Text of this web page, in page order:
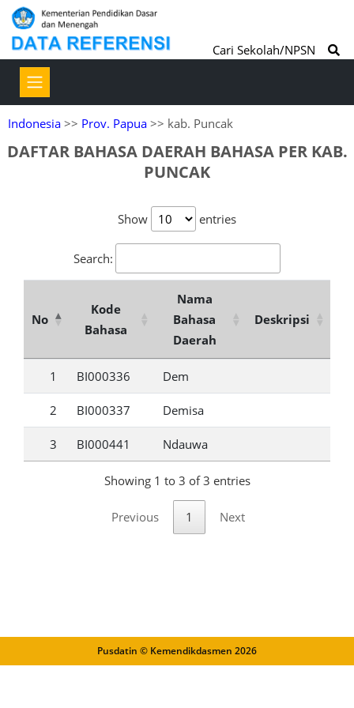
Cari Sekolah/NPSN
Indonesia >> Prov. Papua >> kab. Puncak
DAFTAR BAHASA DAERAH BAHASA PER KAB.
PUNCAK
Show entries
Search:
No
Kode
Bahasa
Nama
Bahasa
Daerah
Deskripsi
1 BI000336 Dem
2 BI000337 Demisa
3 BI000441 Ndauwa
Showing 1 to 3 of 3 entries
Previous 1 Next
Pusdatin © Kemendikdasmen 2026